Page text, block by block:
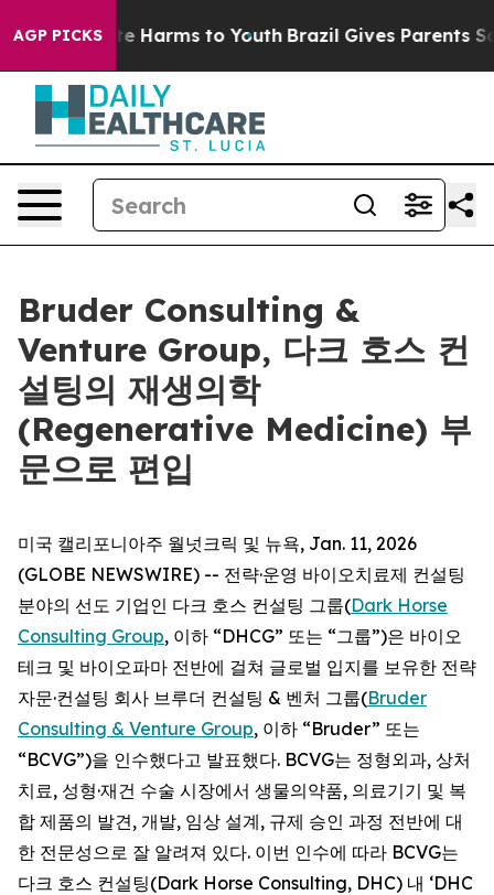
AGP PICKS
to Abate Harms to Youth Brazil Gives Parents
Bruder Consulting &
Venture Group, 다크 호스 컨
설팅의 재생의학
(Regenerative Medicine) 부
문으로 편입
미국 캘리포니아주 월넛크릭 및 뉴욕, Jan. 11, 2026
(GLOBE NEWSWIRE) -- 전략·운영 바이오치료제 컨설팅
분야의 선도 기업인 다크 호스 컨설팅 그룹(Dark Horse
Consulting Group, 이하 “DHCG” 또는 “그룹”)은 바이오
테크 및 바이오파마 전반에 걸쳐 글로벌 입지를 보유한 전략
자문·컨설팅 회사 브루더 컨설팅 & 벤처 그룹(Bruder
Consulting & Venture Group, 이하 “Bruder” 또는
“BCVG”)을 인수했다고 발표했다. BCVG는 정형외과, 상처
치료, 성형·재건 수술 시장에서 생물의약품, 의료기기 및 복
합 제품의 발견, 개발, 임상 설계, 규제 승인 과정 전반에 대
한 전문성으로 잘 알려져 있다. 이번 인수에 따라 BCVG는
다크 호스 컨설팅(Dark Horse Consulting, DHC) 내 ‘DHC